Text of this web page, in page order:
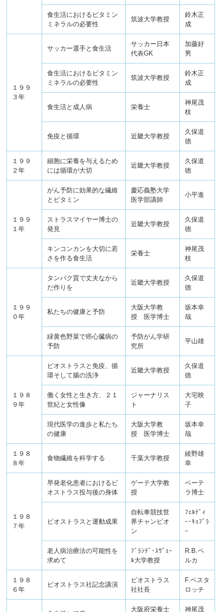
食生活におけるビタミン
ミネラルの必要性
筑波大学教授
鈴木正
成
１９９
３年
サッカー選手と食生活
サッカー日本
代表GK
加藤好
男
食生活におけるビタミン
ミネラルの必要性
筑波大学教授
鈴木正
成
食生活と成人病 栄養士
神尾茂
枝
免疫と循環 近畿大学教授
久保道
徳
１９９
２年
細胞に栄養を与えるため
には循環が大切
近畿大学教授
久保道
徳
１９９
１年
がん予防に効果的な繊維
とビタミン
慶応義塾大学
医学部講師
小平進
ストラスマイヤー博士の
発見
近畿大学教授
久保道
徳
キンコンカンを大切に若
さを作る食生活
栄養士
神尾茂
枝
１９９
０年
タンパク質で丈夫なから
だ作りを
近畿大学教授
久保道
徳
私たちの健康と予防
大阪大学教
授 医学博士
坂本幸
哉
緑黄色野菜で癌心臓病の
予防
予防がん学研
究所
平山雄
１９８
９年
ビオストラスと免疫、循
環そして腸の洗浄
近畿大学教授
久保道
徳
働く女性と生き方、２１
世紀と女性像
ジャーナリス
ト
大宅映
子
現代医学の進歩と私たち
の健康
大阪大学教
授 医学博士
坂本幸
哉
１９８
８年
食物繊維を科学する 千葉大学教授
綾野雄
幸
１９８
７年
早発老化患者におけるビ
オストラス投与後の身体
ゲーテ大学教
授
ベーテ
ラ博士
ビオストラスと運動成果
自転車競技世
界チャンピオ
ン
ﾌｪﾙﾃﾞｨ
ｰ･ｷｭﾌﾞﾗ
ｰ
老人病治療法の可能性を
求めて
ﾌﾞﾗﾝﾃﾞ･ｽｳﾞｪｰ
ﾙ大学教授
R.B.ペ
ルカ
１９８
６年
ビオストラス社記念講演
ビオストラス
社社長
F.ペスタ
ロッチ
大阪府栄養士
神尾茂